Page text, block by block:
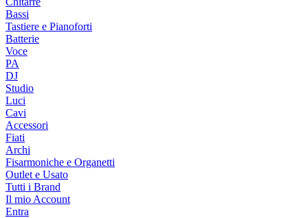
Bassi
Tastiere e Pianoforti
Batterie
Voce
PA
DJ
Studio
Luci
Cavi
Accessori
Fiati
Archi
Fisarmoniche e Organetti
Outlet e Usato
Tutti i Brand
Il mio Account
Entra